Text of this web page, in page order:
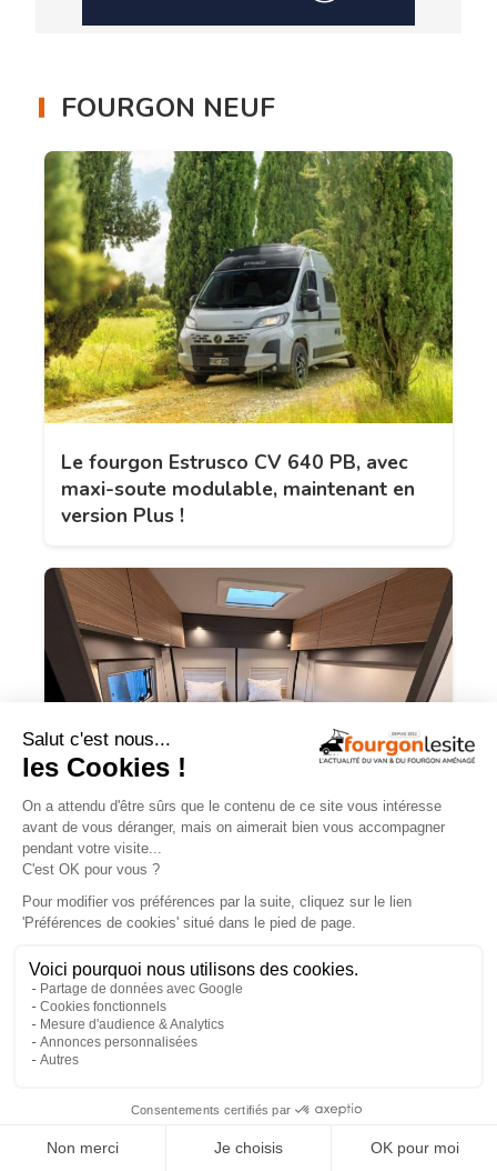
FOURGON NEUF
Le fourgon Estrusco CV 640 PB, avec
maxi-soute modulable, maintenant en
version Plus !
Malibu relax – une flexibilité totale pour
la nouvelle disposition 640 LE XR